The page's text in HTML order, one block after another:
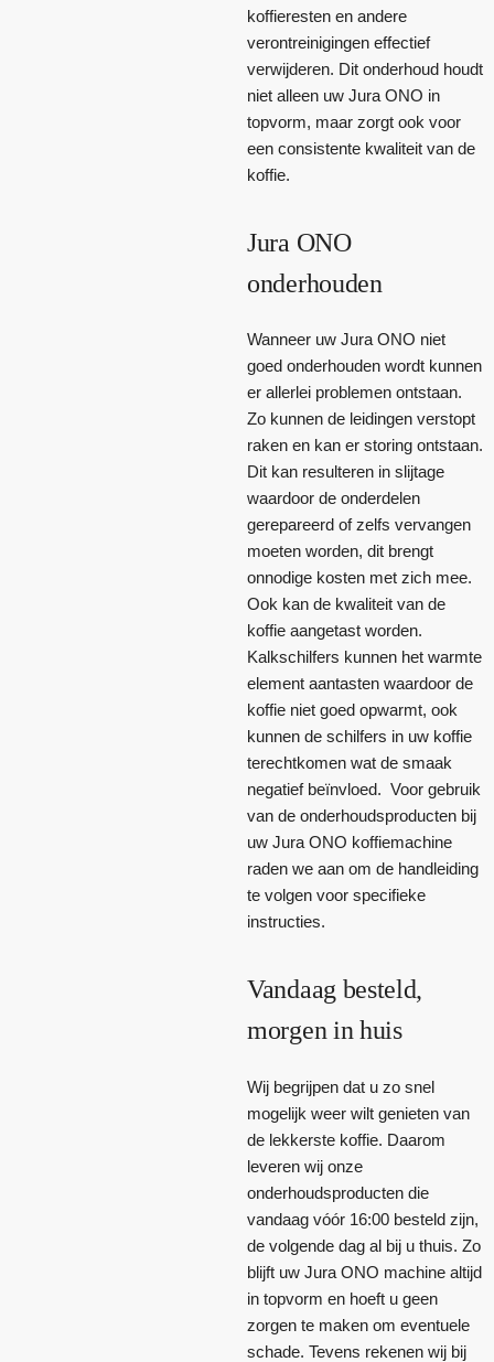
koffieresten en andere
verontreinigingen effectief
verwijderen. Dit onderhoud houdt
niet alleen uw Jura ONO in
topvorm, maar zorgt ook voor
een consistente kwaliteit van de
koffie.
Jura ONO
onderhouden
Wanneer uw Jura ONO niet
goed onderhouden wordt kunnen
er allerlei problemen ontstaan.
Zo kunnen de leidingen verstopt
raken en kan er storing ontstaan.
Dit kan resulteren in slijtage
waardoor de onderdelen
gerepareerd of zelfs vervangen
moeten worden, dit brengt
onnodige kosten met zich mee.
Ook kan de kwaliteit van de
koffie aangetast worden.
Kalkschilfers kunnen het warmte
element aantasten waardoor de
koffie niet goed opwarmt, ook
kunnen de schilfers in uw koffie
terechtkomen wat de smaak
negatief beïnvloed. Voor gebruik
van de onderhoudsproducten bij
uw Jura ONO koffiemachine
raden we aan om de handleiding
te volgen voor specifieke
instructies.
Vandaag besteld,
morgen in huis
Wij begrijpen dat u zo snel
mogelijk weer wilt genieten van
de lekkerste koffie. Daarom
leveren wij onze
onderhoudsproducten die
vandaag vóór 16:00 besteld zijn,
de volgende dag al bij u thuis. Zo
blijft uw Jura ONO machine altijd
in topvorm en hoeft u geen
zorgen te maken om eventuele
schade. Tevens rekenen wij bij